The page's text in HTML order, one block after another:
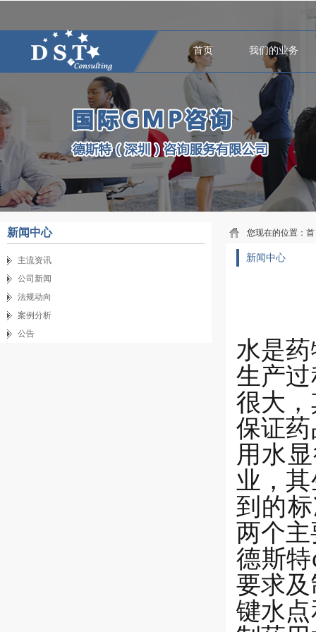
首页 我们的业务
新闻中心
主流资讯
公司新闻
法规动向
案例分析
公告
您现在的位置： 首
新闻中心
水是
生产
很大
保证
用水
业，
到的
两个
德斯
要求
键水